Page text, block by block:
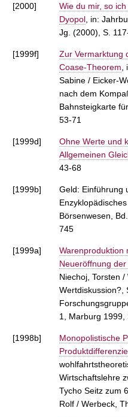
[2000]
Wie du mir, so
Dyopol , in:
Jg. (2000), S.
[1999f]
Zur Vermarktung
Coase-Theorem
Sabine / Eicker-
nach dem
Bahnsteigkarte
53-71
[1999d]
Ohne Werte und
Allgemeinen
43-68
[1999b]
Geld: Einführung
Börsenwesen,
745
[1999a]
Warenproduktion
Neueröffnung
Niechoj, Torsten
Wertdiskussion?,
1, Marburg 1999,
[1998b]
Monopolistische
Wirtschaftslehre
Tycho Seitz zum
Rolf / Werbeck,